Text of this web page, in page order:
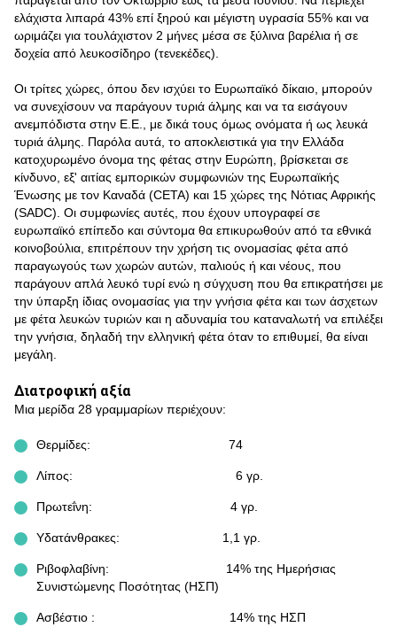
ελάχιστα λιπαρά 43% επί ξηρού και μέγιστη υγρασία 55% και να
ωριμάζει για τουλάχιστον 2 μήνες μέσα σε ξύλινα βαρέλια ή σε
δοχεία από λευκοσίδηρο (τενεκέδες).
Οι τρίτες χώρες, όπου δεν ισχύει το Ευρωπαϊκό δίκαιο, μπορούν
να συνεχίσουν να παράγουν τυριά άλμης και να τα εισάγουν
ανεμπόδιστα στην Ε.Ε., με δικά τους όμως ονόματα ή ως λευκά
τυριά άλμης. Παρόλα αυτά, το αποκλειστικά για την Ελλάδα
κατοχυρωμένο όνομα της φέτας στην Ευρώπη, βρίσκεται σε
κίνδυνο, εξ' αιτίας εμπορικών συμφωνιών της Ευρωπαϊκής
Ένωσης με τον Καναδά (CETA) και 15 χώρες της Νότιας Αφρικής
(SADC). Οι συμφωνίες αυτές, που έχουν υπογραφεί σε
ευρωπαϊκό επίπεδο και σύντομα θα επικυρωθούν από τα εθνικά
κοινοβούλια, επιτρέπουν την χρήση τις ονομασίας φέτα από
παραγωγούς των χωρών αυτών, παλιούς ή και νέους, που
παράγουν απλά λευκό τυρί ενώ η σύγχυση που θα επικρατήσει με
την ύπαρξη ίδιας ονομασίας για την γνήσια φέτα και των άσχετων
με φέτα λευκών τυριών και η αδυναμία του καταναλωτή να επιλέξει
την γνήσια, δηλαδή την ελληνική φέτα όταν το επιθυμεί, θα είναι
μεγάλη.
Διατροφική αξία
Μια μερίδα 28 γραμμαρίων περιέχουν:
Θερμίδες: 74
Λίπος: 6 γρ.
Πρωτεΐνη: 4 γρ.
Υδατάνθρακες: 1,1 γρ.
Ριβοφλαβίνη: 14% της Ημερήσιας
Συνιστώμενης Ποσότητας (ΗΣΠ)
Ασβέστιο : 14% της ΗΣΠ